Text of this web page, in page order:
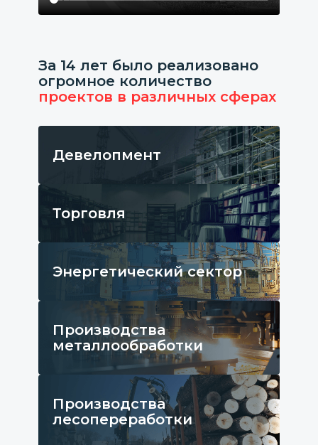
За 14 лет было реализовано
огромное количество
проектов в различных сферах
Девелопмент
Торговля
Энергетический сектор
Производства
металлообработки
Производства
лесопереработки